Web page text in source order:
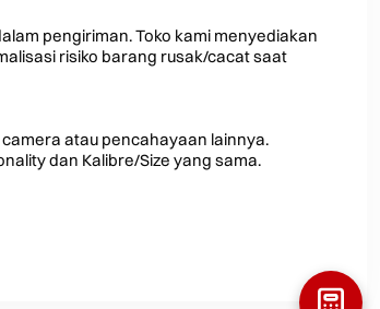
pengiriman. Toko kami menyediakan
risiko barang rusak/cacat saat
atau pencahayaan lainnya.
dan Kalibre/Size yang sama.